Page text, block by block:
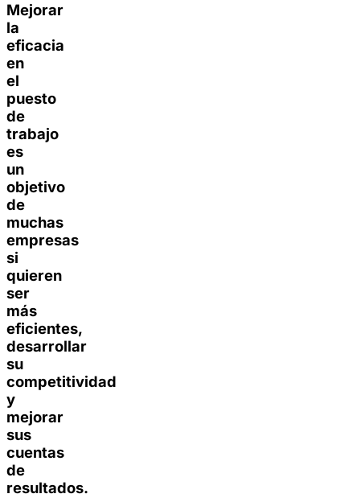
Mejorar
la
eficacia
en
el
puesto
de
trabajo
es
un
objetivo
de
muchas
empresas
si
quieren
ser
más
eficientes,
desarrollar
su
competitividad
y
mejorar
sus
cuentas
de
resultados.